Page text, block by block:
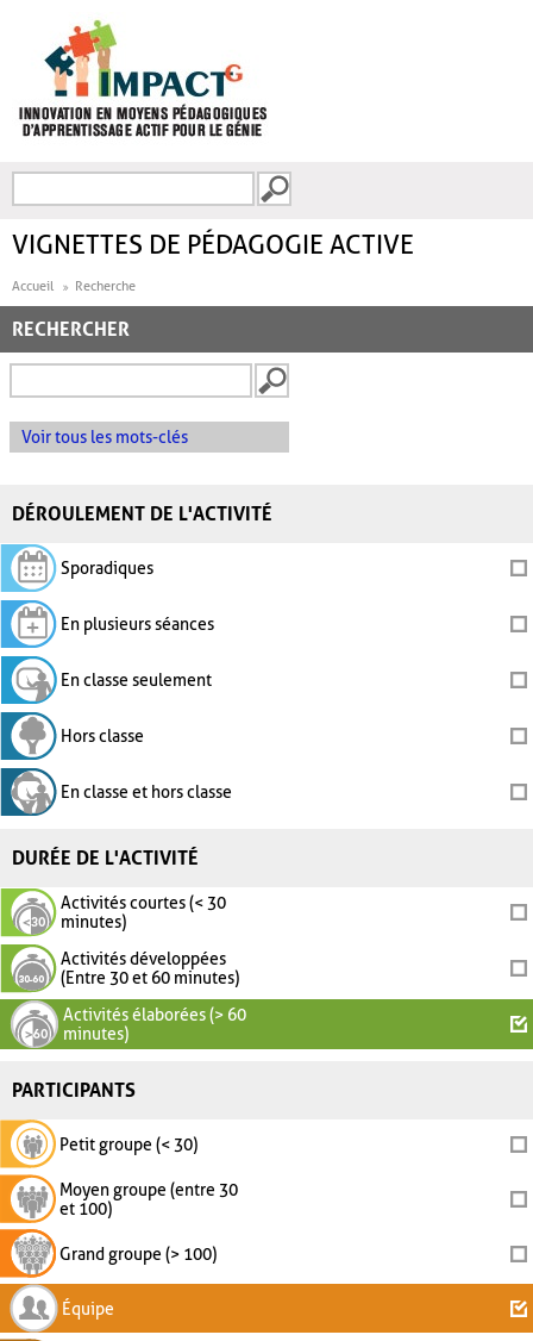
FORMULAIRE DE
VIGNETTES DE PÉDAGOGIE ACTIVE
Accueil Recherche
RECHERCHER
Voir tous les mots-clés
DÉROULEMENT DE L'ACTIVITÉ
Sporadiques
En plusieurs séances
En classe seulement
Hors classe
En classe et hors classe
DURÉE DE L'ACTIVITÉ
Activités courtes (< 30
minutes)
Activités développées
(Entre 30 et 60 minutes)
Activités élaborées (> 60
minutes)
PARTICIPANTS
Petit groupe (< 30)
Moyen groupe (entre 30
et 100)
Grand groupe (> 100)
Équipe